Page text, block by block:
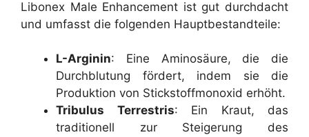
Libonex Male Enhancement ist gut durchdacht
und umfasst die folgenden Hauptbestandteile:
L-Arginin: Eine Aminosäure, die die
Durchblutung fördert, indem sie die
Produktion von Stickstoffmonoxid erhöht.
Tribulus Terrestris: Ein Kraut, das
traditionell zur Steigerung des